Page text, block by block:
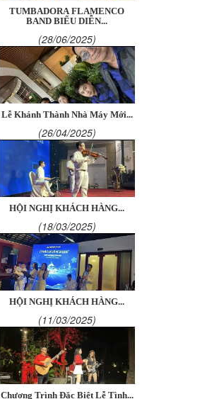
TUMBADORA FLAMENCO
BAND BIỂU DIỄN...
(28/06/2025)
Lễ Khánh Thành Nhà Máy Mới...
(26/04/2025)
HỘI NGHỊ KHÁCH HÀNG...
(18/03/2025)
HỘI NGHỊ KHÁCH HÀNG...
(11/03/2025)
Chương Trình Đặc Biệt Lễ Tình...